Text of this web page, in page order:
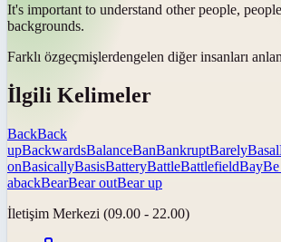
It's important to understand other people,
backgrounds.
Farklı özgeçmişlerdengelen diğer insanları
İlgili Kelimeler
BackBack
upBackwardsBalanceBanBankruptBarelyBasal
onBasicallyBasisBatteryBattleBattlefieldBayBe
abackBearBear outBear up
İletişim Merkezi (09.00 - 22.00)